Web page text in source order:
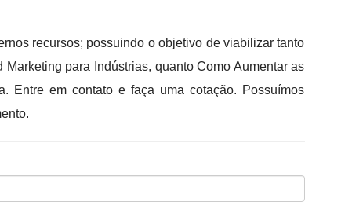
recursos; possuindo o objetivo de viabilizar tanto
para Indústrias, quanto Como Aumentar as
Entre em contato e faça uma cotação. Possuímos